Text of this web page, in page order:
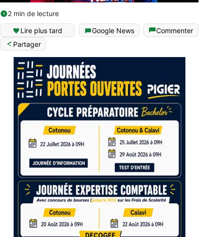
2 min de lecture
Lire plus tard Google News
Commenter
Partager